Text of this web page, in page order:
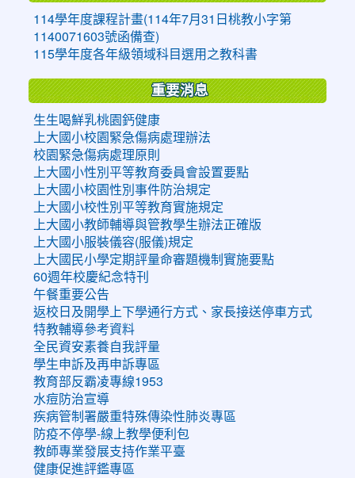
114學年度課程計畫(114年7月31日桃教小字第
1140071603號函備查)
115學年度各年級領域科目選用之教科書
重要消息
生生喝鮮乳桃園鈣健康
上大國小校園緊急傷病處理辦法
校園緊急傷病處理原則
上大國小性別平等教育委員會設置要點
上大國小校園性別事件防治規定
上大國小校性別平等教育實施規定
上大國小教師輔導與管教學生辦法正確版
上大國小服裝儀容(服儀)規定
上大國民小學定期評量命審題機制實施要點
60週年校慶紀念特刊
午餐重要公告
返校日及開學上下學通行方式、家長接送停車方式
特教輔導參考資料
全民資安素養自我評量
學生申訴及再申訴專區
教育部反霸凌專線1953
水痘防治宣導
疾病管制署嚴重特殊傳染性肺炎專區
防疫不停學-線上教學便利包
教師專業發展支持作業平臺
健康促進評鑑專區